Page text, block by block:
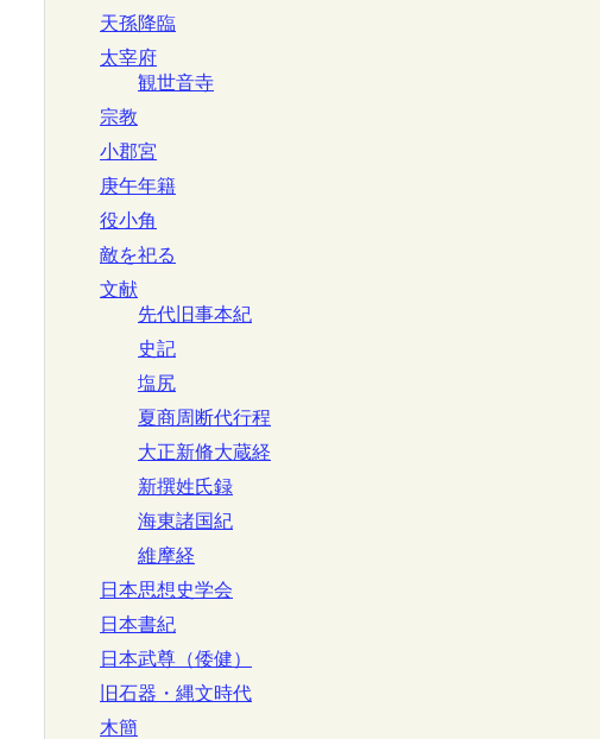
天孫降臨
太宰府
観世音寺
宗教
小郡宮
庚午年籍
役小角
敵を祀る
文献
先代旧事本紀
史記
塩尻
夏商周断代行程
大正新脩大蔵経
新撰姓氏録
海東諸国紀
維摩経
日本思想史学会
日本書紀
日本武尊（倭健）
旧石器・縄文時代
木簡